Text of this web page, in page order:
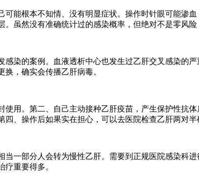
可能根本不知情、没有明显症状。操作时针眼可能
虽然没有准确统计过的感染概率，但绝对不是零风险
感染的案例。血液透析中心也发生过乙肝交叉感染的
，确实会传播乙肝病毒。
使用。第二、自己主动接种乙肝疫苗，产生保护性抗
、操作后如果实在担心，可以去医院检查乙肝两对半
当一部分人会转为慢性乙肝。需要到正规医院感染科
重要得多。